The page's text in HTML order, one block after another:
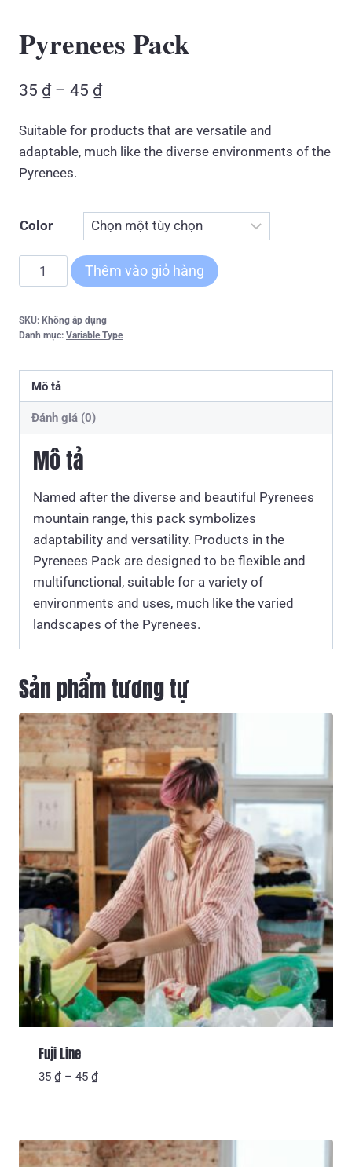
Pyrenees Pack
35 ₫ – 45 ₫Khoảng
từ
45 ₫
Suitable for products that are versatile and
adaptable, much like the diverse environments of the
Pyrenees.
Color
Pyrenees
Pack
lượng
Thêm vào giỏ hàng
SKU: Không áp dụng
Danh mục: Variable Type
Mô tả
Đánh giá (0)
Mô tả
Named after the diverse and beautiful Pyrenees
mountain range, this pack symbolizes
adaptability and versatility. Products in the
Pyrenees Pack are designed to be flexible and
multifunctional, suitable for a variety of
environments and uses, much like the varied
landscapes of the Pyrenees.
Sản phẩm tương tự
Fuji Line
35 ₫ – 45 ₫Khoảng
đến